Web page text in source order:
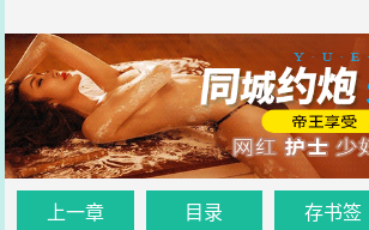
上一章 目录 存书签